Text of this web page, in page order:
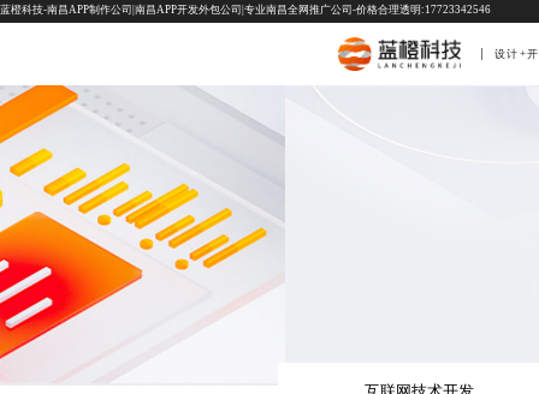
蓝橙科技-南昌APP制作公司|南昌APP开发外包公司|专业南昌全网推广公司-价格合理透明:17723342546
设计+